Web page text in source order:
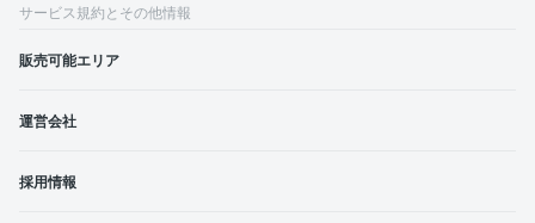
サービス規約とその他情報
販売可能エリア
運営会社
採用情報